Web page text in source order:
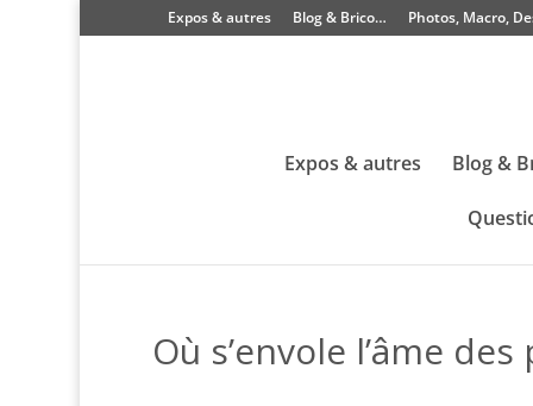
Expos & autres Blog & Brico… Photos, Macro,
Expos & autres Blog &
Où s’envole l’âme